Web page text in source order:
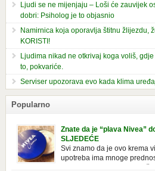
Ljudi se ne mijenjaju – Loši će zauvijek
dobri: Psiholog je to objasnio
Namirnica koja oporavlja štitnu žlijezdu,
KORISTI!
Ljudima nikad ne otkrivaj koga voliš,
to, pokvariće.
Serviser upozorava evo kada klima
Popularno
Znate da je “plava Nivea”
SLJEDEĆE
Svi znamo da je ovo krema
upotreba ima mnoge